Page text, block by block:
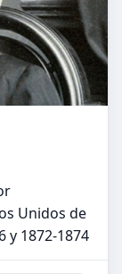
Unidos de
y 1872-1874